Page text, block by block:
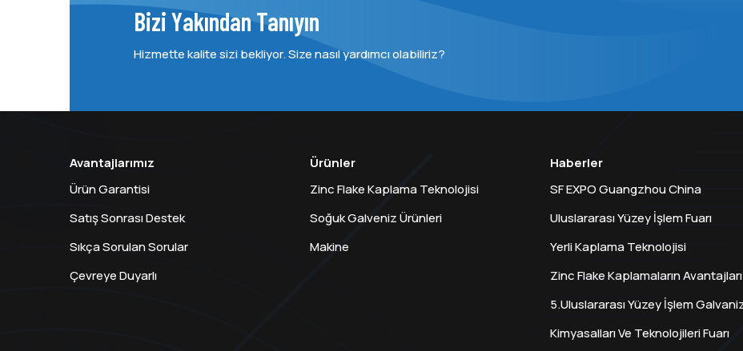
Bizi Yakından Tanıyın
Hizmette kalite sizi bekliyor. Size nasıl yardımcı olabiliriz?
Avantajlarımız
Ürün Garantisi
Satış Sonrası Destek
Sıkça Sorulan Sorular
Çevreye Duyarlı
Ürünler
Zinc Flake Kaplama Teknolojisi
Soğuk Galveniz Ürünleri
Makine
Haberler
SF EXPO Guangzhou China
Uluslararası Yüzey İşlem Fuarı
Yerli Kaplama Teknolojisi
Zinc Flake Kaplamaların Avantajları
5.Uluslararası Yüzey İşlem
Kimyasalları Ve Teknolojileri Fuarı